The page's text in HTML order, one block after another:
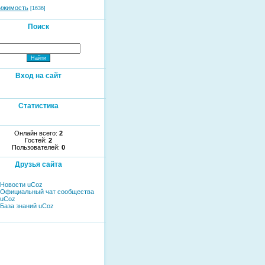
[1636]
Поиск
Вход на сайт
Статистика
Онлайн всего: 2
Гостей: 2
Пользователей: 0
Друзья сайта
Новости uCoz
Официальный чат сообщества
uCoz
База знаний uCoz